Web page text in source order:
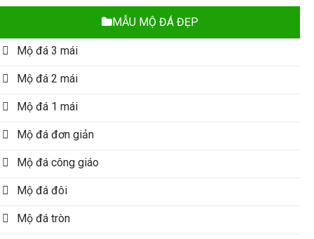
MẪU MỘ ĐÁ ĐẸP
Mộ đá 3 mái
Mộ đá 2 mái
Mộ đá 1 mái
Mộ đá đơn giản
Mộ đá công giáo
Mộ đá đôi
Mộ đá tròn